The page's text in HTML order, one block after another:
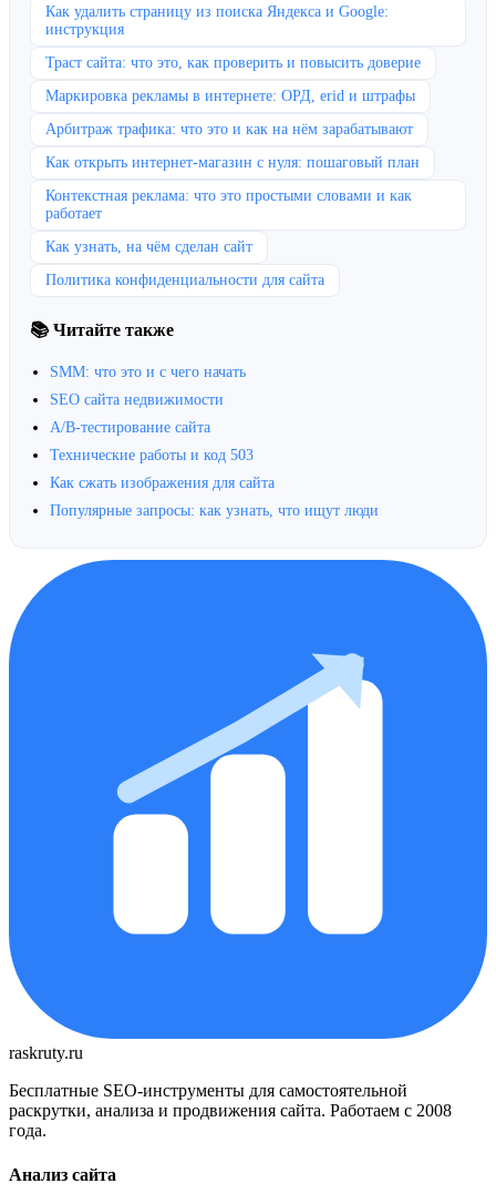
Как удалить страницу из поиска Яндекса и Google:
инструкция
Траст сайта: что это, как проверить и повысить доверие
Маркировка рекламы в интернете: ОРД, erid и штрафы
Арбитраж трафика: что это и как на нём зарабатывают
Как открыть интернет-магазин с нуля: пошаговый план
Контекстная реклама: что это простыми словами и как
работает
Как узнать, на чём сделан сайт
Политика конфиденциальности для сайта
📚 Читайте также
SMM: что это и с чего начать
SEO сайта недвижимости
A/B-тестирование сайта
Технические работы и код 503
Как сжать изображения для сайта
Популярные запросы: как узнать, что ищут люди
raskruty.ru
Бесплатные SEO-инструменты для самостоятельной
раскрутки, анализа и продвижения сайта. Работаем с 2008
года.
Анализ сайта